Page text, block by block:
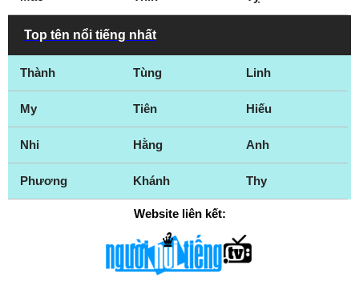
Top tên nổi tiếng nhất
Thành Tùng Linh
My Tiên Hiếu
Nhi Hằng Anh
Phương Khánh Thy
Website liên kết: